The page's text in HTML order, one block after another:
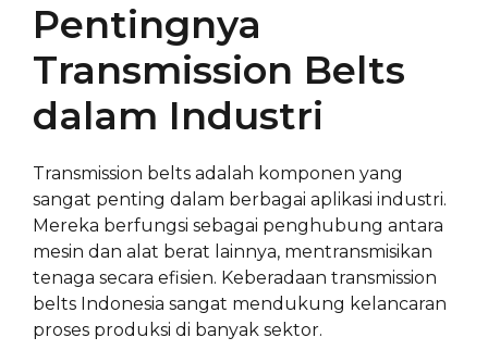
Pentingnya
Transmission Belts
dalam Industri
Transmission belts adalah komponen yang
sangat penting dalam berbagai aplikasi industri.
Mereka berfungsi sebagai penghubung antara
mesin dan alat berat lainnya, mentransmisikan
tenaga secara efisien. Keberadaan transmission
belts Indonesia sangat mendukung kelancaran
proses produksi di banyak sektor.